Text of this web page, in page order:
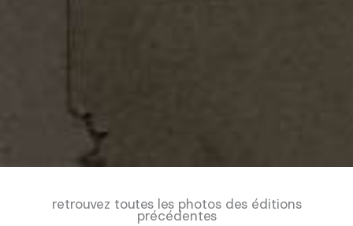
retrouvez toutes les photos des éditions
précédentes